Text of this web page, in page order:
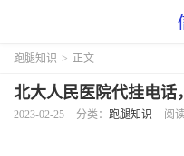
跑腿知识 > 正文
北大人民医院代挂电话
2023-02-25 分类： 跑腿知识 阅